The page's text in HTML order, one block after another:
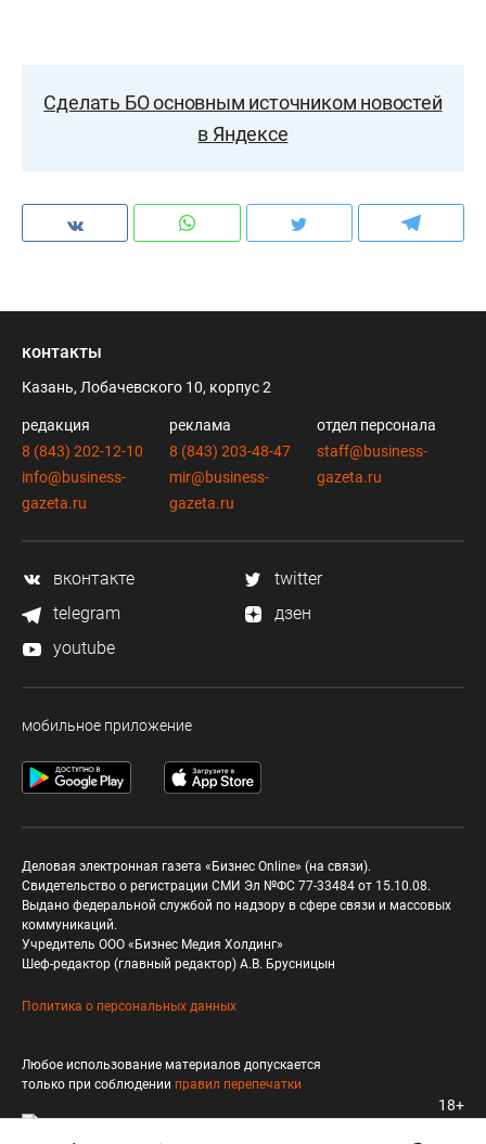
Сделать БО основным источником новостей
в Яндексе
контакты
Казань, Лобачевского 10, корпус 2
редакция
8 (843) 202-12-10
info@business-
gazeta.ru
реклама
8 (843) 203-48-47
mir@business-
gazeta.ru
отдел персонала
staff@business-
gazeta.ru
вконтакте
twitter
telegram
дзен
youtube
мобильное приложение
Деловая электронная газета «Бизнес Online» (на связи).
Свидетельство о регистрации СМИ Эл №ФС 77-33484 от 15.10.08.
Выдано федеральной службой по надзору в сфере связи и массовых
коммуникаций.
Учредитель ООО «Бизнес Медия Холдинг»
Шеф-редактор (главный редактор) А.В. Брусницын
Политика о персональных данных
Любое использование материалов допускается
только при соблюдении правил перепечатки
18+